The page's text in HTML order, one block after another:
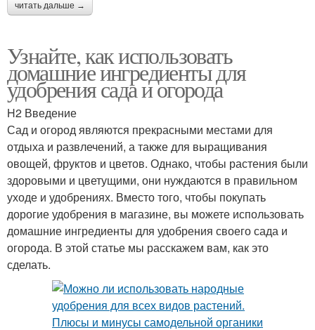
читать дальше →
Узнайте, как использовать
домашние ингредиенты для
удобрения сада и огорода
H2 Введение
Сад и огород являются прекрасными местами для
отдыха и развлечений, а также для выращивания
овощей, фруктов и цветов. Однако, чтобы растения были
здоровыми и цветущими, они нуждаются в правильном
уходе и удобрениях. Вместо того, чтобы покупать
дорогие удобрения в магазине, вы можете использовать
домашние ингредиенты для удобрения своего сада и
огорода. В этой статье мы расскажем вам, как это
сделать.